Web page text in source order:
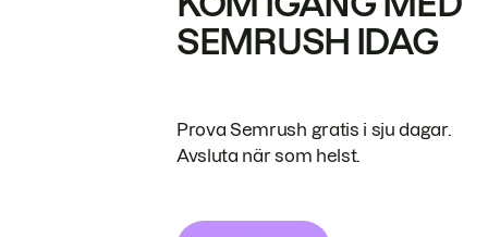
SEMRUSH IDAG
Prova Semrush gratis i sju dagar.
Avsluta när som helst.